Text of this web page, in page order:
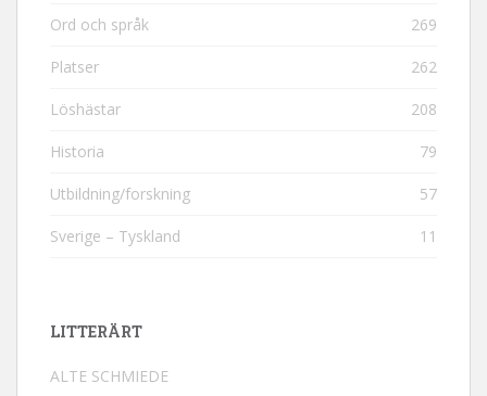
Ord och språk 269
Platser 262
Löshästar 208
Historia 79
Utbildning/forskning 57
Sverige – Tyskland 11
LITTERÄRT
ALTE SCHMIEDE